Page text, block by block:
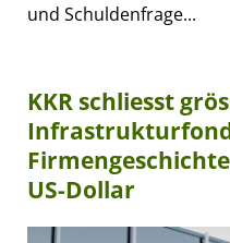
und Schuldenfrage...
KKR schliesst
US-Dollar